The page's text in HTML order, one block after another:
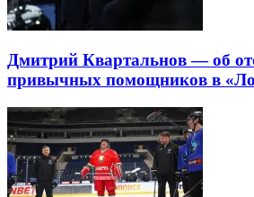
Дмитрий Квартальнов — об
привычных помощников в